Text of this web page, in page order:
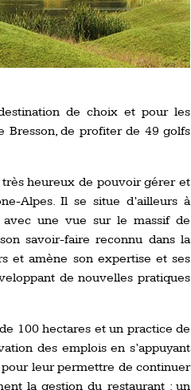
de choix et pour les
Bresson, de profiter de 49 golfs
heureux de pouvoir gérer et
Alpes. Il se situe d’ailleurs à
avec une vue sur le massif de
savoir-faire reconnu dans la
et amène son expertise et ses
de nouvelles pratiques
100 hectares et un practice de
des emplois en s’appuyant
pour leur permettre de continuer
la gestion du restaurant : un